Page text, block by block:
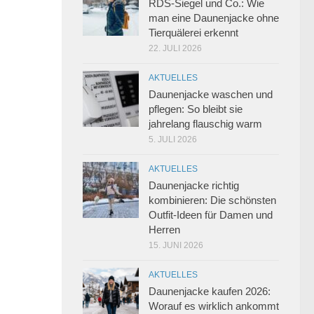
RDS-Siegel und Co.: Wie
man eine Daunenjacke ohne
Tierquälerei erkennt
22. JULI 2026
AKTUELLES
Daunenjacke waschen und
pflegen: So bleibt sie
jahrelang flauschig warm
5. JULI 2026
AKTUELLES
Daunenjacke richtig
kombinieren: Die schönsten
Outfit-Ideen für Damen und
Herren
15. JUNI 2026
AKTUELLES
Daunenjacke kaufen 2026:
Worauf es wirklich ankommt